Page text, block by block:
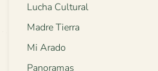
Lucha Cultural
Madre Tierra
Mi Arado
Panoramas